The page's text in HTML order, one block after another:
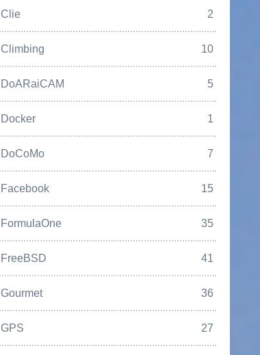
Clie 2
Climbing 10
DoARaiCAM 5
Docker 1
DoCoMo 7
Facebook 15
FormulaOne 35
FreeBSD 41
Gourmet 36
GPS 27